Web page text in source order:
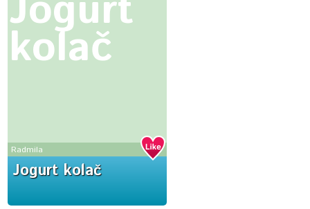
kolač
Radmila
Jogurt kolač